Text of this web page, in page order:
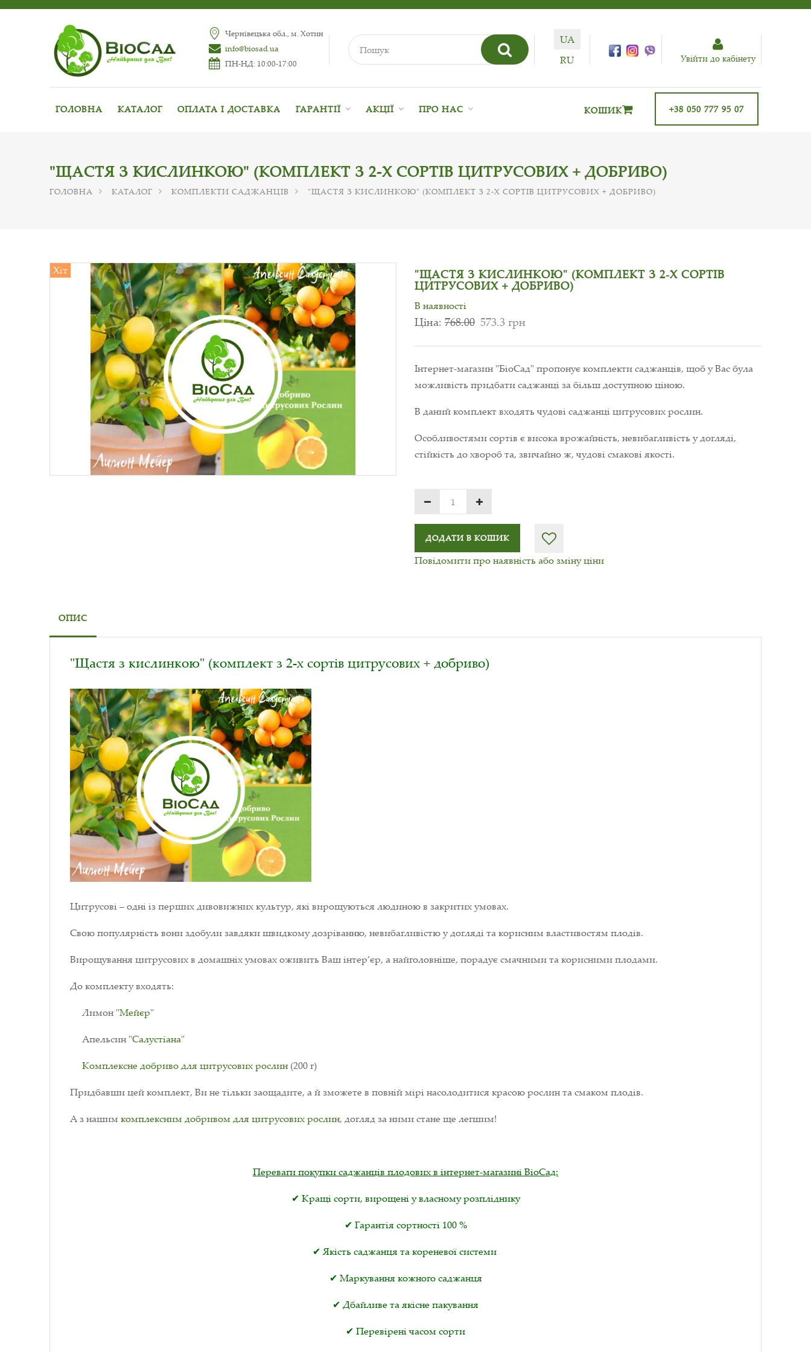
Чернівецька обл., м. Хотин
info@biosad.ua
ПН-НД: 10:00-17:00
UA
RU
Увiйти до кабiнету
ГОЛОВНА КАТАЛОГ ОПЛАТА І ДОСТАВКА ГАРАНТІЇ АКЦІЇ ПРО НАС +38 050 777 95 07
КОШИК
"ЩАСТЯ З КИСЛИНКОЮ" (КОМПЛЕКТ З 2-Х СОРТІВ ЦИТРУСОВИХ + ДОБРИВО)
ГОЛОВНА КАТАЛОГ КОМПЛЕКТИ САДЖАНЦІВ "ЩАСТЯ З КИСЛИНКОЮ" (КОМПЛЕКТ З 2-Х СОРТІВ ЦИТРУСОВИХ + ДОБРИВО)
Хіт "ЩАСТЯ З КИСЛИНКОЮ" (КОМПЛЕКТ З 2-Х СОРТІВ
ЦИТРУСОВИХ + ДОБРИВО)
В наявності
Ціна: 768.00 573.3 грн
Інтернет-магазин "БіоСад" пропонує комплекти саджанців, щоб у Вас була
можливість придбати саджанці за більш доступною ціною.
В даний комплект входять чудові саджанці цитрусових рослин.
Особливостями сортів є висока врожайність, невибагливість у догляді,
стійкість до хвороб та, звичайно ж, чудові смакові якості.
ДОДАТИ В КОШИК
Повідомити про наявність або зміну ціни
ОПИС
"Щастя з кислинкою" (комплект з 2-х сортів цитрусових + добриво)
Цитрусові – одні із перших дивовижних культур, які вирощуються людиною в закритих умовах.
Свою популярність вони здобули завдяки швидкому дозріванню, невибагливістю у догляді та корисним властивостям плодів.
Вирощування цитрусових в домашніх умовах оживить Ваш інтер’єр, а найголовніше, порадує смачними та корисними плодами.
До комплекту входять:
Лимон "Мейєр"
Апельсин "Салустіана"
Комплексне добриво для цитрусових рослин (200 г)
Придбавши цей комплект, Ви не тільки заощадите, а й зможете в повній мірі насолодитися красою рослин та смаком плодів.
А з нашим комплексним добривом для цитрусових рослин, догляд за ними стане ще легшим!
Переваги покупки саджанців плодових в інтернет-магазині ВіоСад:
✔ Кращі сорти, вирощені у власному розпліднику
✔ Гарантія сортності 100 %
✔ Якість саджанця та кореневої системи
✔ Маркування кожного саджанця
✔ Дбайливе та якісне пакування
✔ Перевірені часом сорти